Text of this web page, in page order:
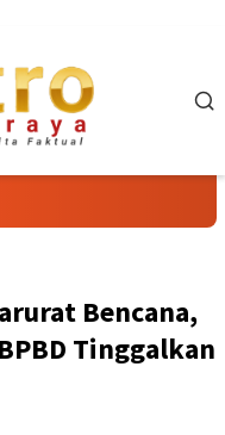
Bencana,
Tinggalkan